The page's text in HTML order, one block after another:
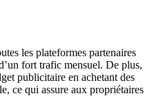
les plateformes partenaires
fort trafic mensuel. De plus,
publicitaire en achetant des
ce qui assure aux propriétaires